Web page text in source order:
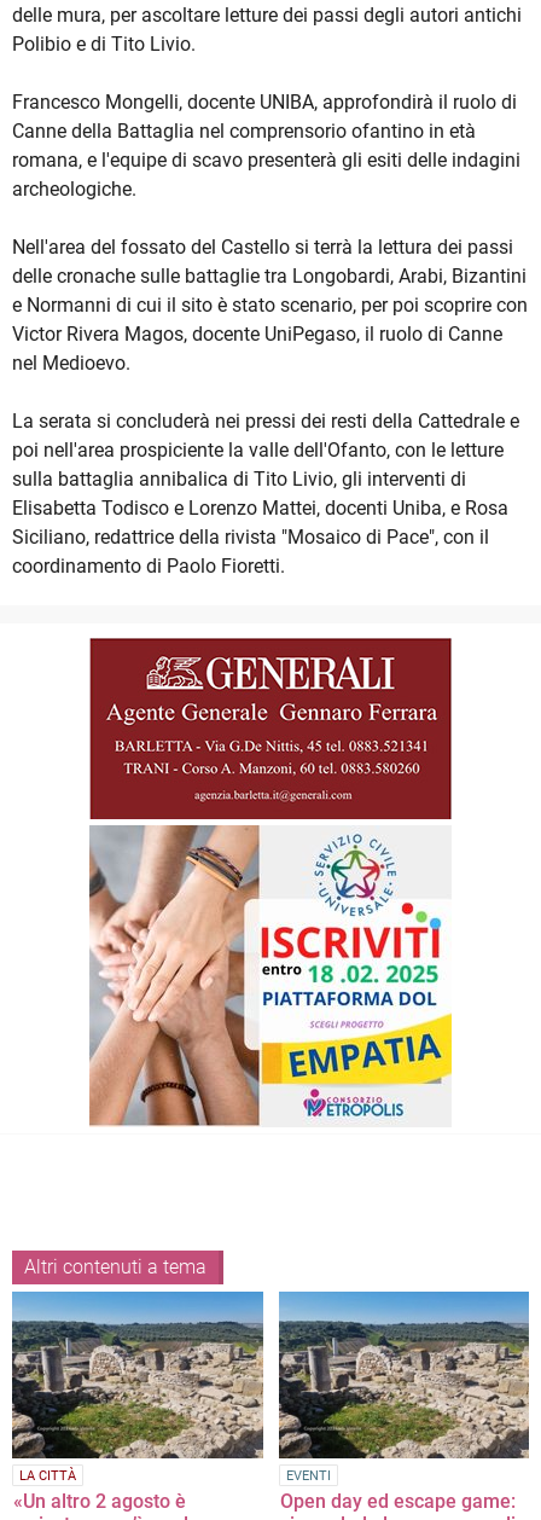
delle mura, per ascoltare letture dei passi degli autori antichi
Polibio e di Tito Livio.
Francesco Mongelli, docente UNIBA, approfondirà il ruolo di
Canne della Battaglia nel comprensorio ofantino in età
romana, e l'equipe di scavo presenterà gli esiti delle indagini
archeologiche.
Nell'area del fossato del Castello si terrà la lettura dei passi
delle cronache sulle battaglie tra Longobardi, Arabi, Bizantini
e Normanni di cui il sito è stato scenario, per poi scoprire con
Victor Rivera Magos, docente UniPegaso, il ruolo di Canne
nel Medioevo.
La serata si concluderà nei pressi dei resti della Cattedrale e
poi nell'area prospiciente la valle dell'Ofanto, con le letture
sulla battaglia annibalica di Tito Livio, gli interventi di
Elisabetta Todisco e Lorenzo Mattei, docenti Uniba, e Rosa
Siciliano, redattrice della rivista "Mosaico di Pace", con il
coordinamento di Paolo Fioretti.
Altri contenuti a tema
LA CITTÀ
«Un altro 2 agosto è
EVENTI
Open day ed escape game: